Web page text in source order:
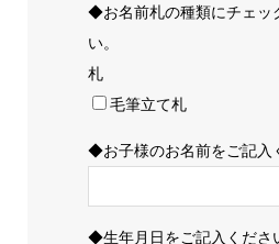
◆お名前札の種類にチェッ
い。
札
毛筆立て札
◆お子様のお名前をご記入
◆生年月日をご記入くださ